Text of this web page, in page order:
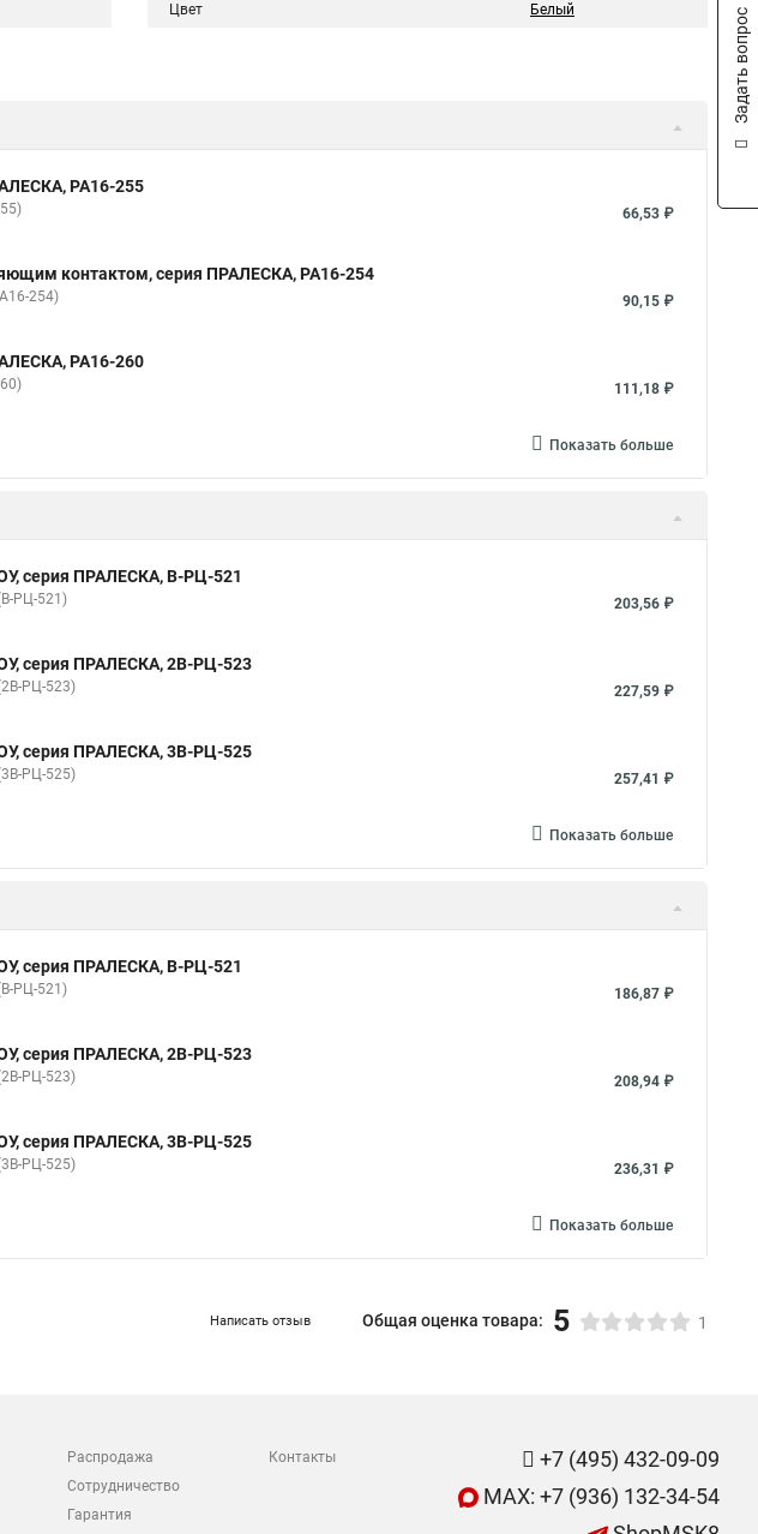
Цвет Белый
РА16-255
66,53 ₽
контактом, серия ПРАЛЕСКА, РА16-254
254) 90,15 ₽
РА16-260
111,18 ₽
Показать больше
серия ПРАЛЕСКА, В-РЦ-521
РЦ-521) 203,56 ₽
серия ПРАЛЕСКА, 2В-РЦ-523
РЦ-523) 227,59 ₽
серия ПРАЛЕСКА, 3В-РЦ-525
РЦ-525) 257,41 ₽
Показать больше
серия ПРАЛЕСКА, В-РЦ-521
РЦ-521) 186,87 ₽
серия ПРАЛЕСКА, 2В-РЦ-523
РЦ-523) 208,94 ₽
серия ПРАЛЕСКА, 3В-РЦ-525
РЦ-525) 236,31 ₽
Показать больше
Написать отзыв Общая оценка товара: 5 1
Распродажа
Сотрудничество
Гарантия
Контакты
+7 (495) 432-09-09
MAX: +7 (936) 132-34-54
Задать вопрос